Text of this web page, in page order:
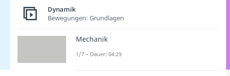
Dynamik
Bewegungen: Grundlagen
Mechanik
1/7 – Dauer: 04:29